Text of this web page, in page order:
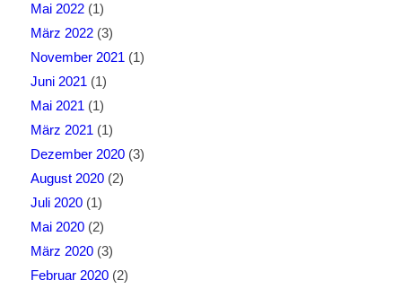
Mai 2022(1)
März 2022(3)
November 2021 (1)
Juni 2021 (1)
Mai 2021 (1)
März 2021 (1)
Dezember 2020(3)
August 2020(2)
Juli 2020(1)
Mai 2020(2)
März 2020(3)
Februar 2020(2)